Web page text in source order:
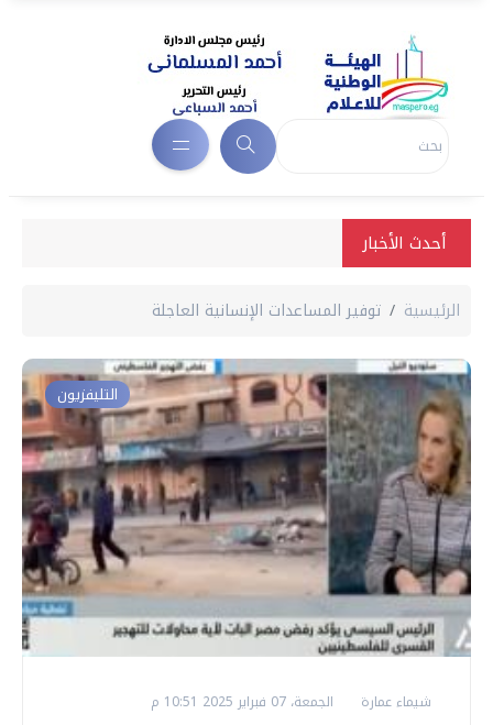
أحدث الأخبار
الرئيسية توفير المساعدات الإنسانية العاجلة
التليفزيون
شيماء عمارة الجمعة، 07 فبراير 2025 10:51 م